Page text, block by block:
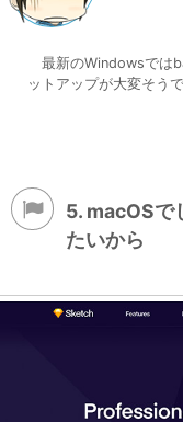
最新のWindowsでは
ットアップが大変そう
5. macOSで
たいから